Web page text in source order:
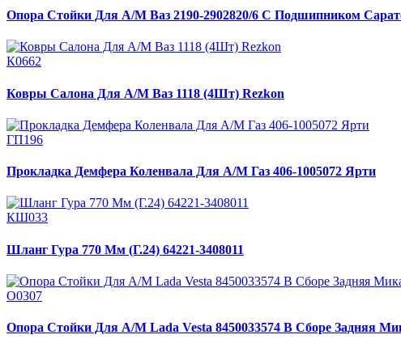
Опора Стойки Для А/М Ваз 2190-2902820/6 С Подшипником
К0662
Ковры Салона Для А/М Ваз 1118 (4Шт) Rezkon
ГП196
Прокладка Демфера Коленвала Для А/М Газ 406-1005072 Ярти
КШ033
Шланг Гура 770 Мм (Г.24) 64221-3408011
О0307
Опора Стойки Для А/М Lada Vesta 8450033574 В Сборе Задняя